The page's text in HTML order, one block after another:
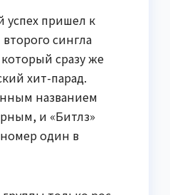
успех пришел к
сингла
который сразу же
хит-парад.
названием
и «Битлз»
один в